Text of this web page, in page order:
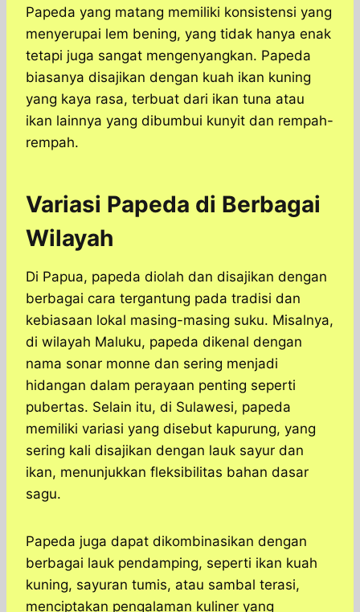
Papeda yang matang memiliki konsistensi yang
menyerupai lem bening, yang tidak hanya enak
tetapi juga sangat mengenyangkan. Papeda
biasanya disajikan dengan kuah ikan kuning
yang kaya rasa, terbuat dari ikan tuna atau
ikan lainnya yang dibumbui kunyit dan rempah-
rempah.
Variasi Papeda di Berbagai
Wilayah
Di Papua, papeda diolah dan disajikan dengan
berbagai cara tergantung pada tradisi dan
kebiasaan lokal masing-masing suku. Misalnya,
di wilayah Maluku, papeda dikenal dengan
nama sonar monne dan sering menjadi
hidangan dalam perayaan penting seperti
pubertas. Selain itu, di Sulawesi, papeda
memiliki variasi yang disebut kapurung, yang
sering kali disajikan dengan lauk sayur dan
ikan, menunjukkan fleksibilitas bahan dasar
sagu.
Papeda juga dapat dikombinasikan dengan
berbagai lauk pendamping, seperti ikan kuah
kuning, sayuran tumis, atau sambal terasi,
menciptakan pengalaman kuliner yang